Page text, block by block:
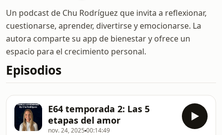
Un podcast de Chu Rodríguez que invita a reflexionar,
cuestionarse, aprender, divertirse y emocionarse. La
autora comparte su app de bienestar y ofrece un
espacio para el crecimiento personal.
Episodios
E64 temporada 2: Las 5
etapas del amor
nov. 24, 2025 00:14:49